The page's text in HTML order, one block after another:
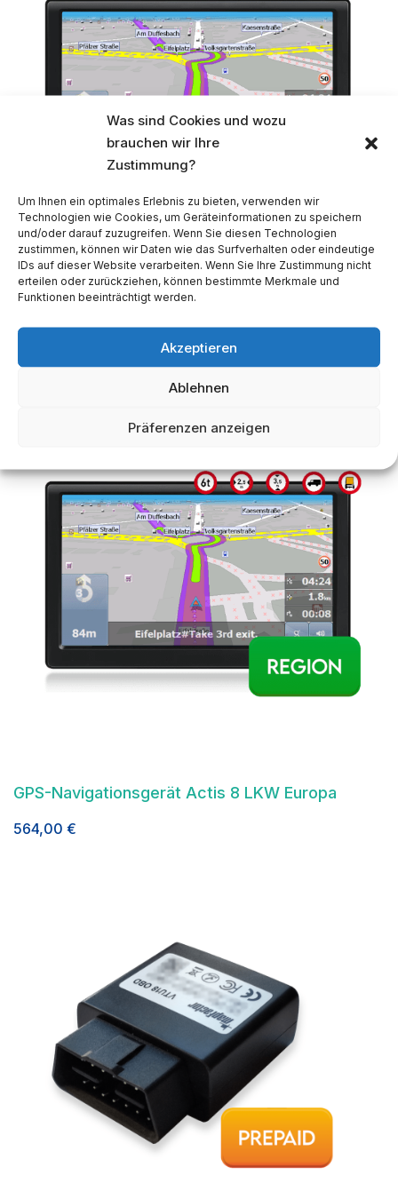
Was sind Cookies und wozu
brauchen wir Ihre
Zustimmung?
Um Ihnen ein optimales Erlebnis zu bieten, verwenden wir
Technologien wie Cookies, um Geräteinformationen zu speichern
und/oder darauf zuzugreifen. Wenn Sie diesen Technologien
zustimmen, können wir Daten wie das Surfverhalten oder eindeutige
IDs auf dieser Website verarbeiten. Wenn Sie Ihre Zustimmung nicht
erteilen oder zurückziehen, können bestimmte Merkmale und
Funktionen beeinträchtigt werden.
Akzeptieren
Ablehnen
Präferenzen anzeigen
GPS-Navigationsgerät Actis 8 Europa
GPS-Navigationsgerät Actis 8 LKW Europa
564,00 €